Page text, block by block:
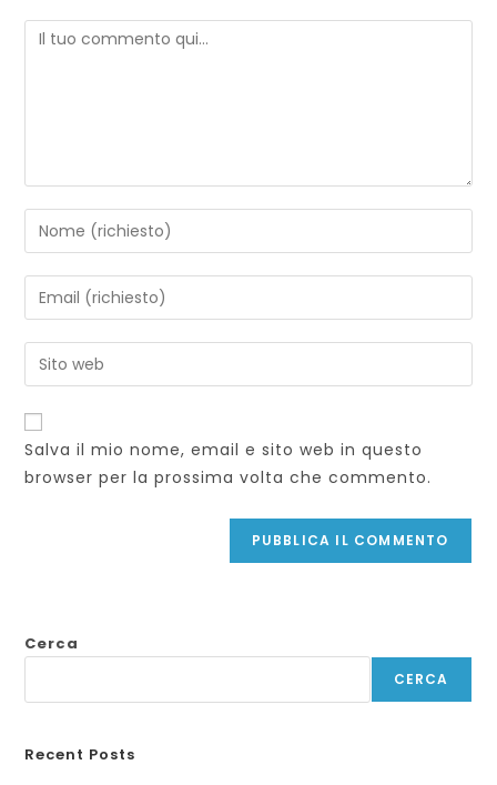
Commento
Inserisci
il
tuo
nome
nome
utente
per
commentare
Inserisci
il
tuo
indirizzo
per
commentare
Inserisci
l'URL
del
sito
web
(facoltativo)
Salva il mio nome, email e sito web in questo
browser per la prossima volta che commento.
Cerca
CERCA
Recent Posts